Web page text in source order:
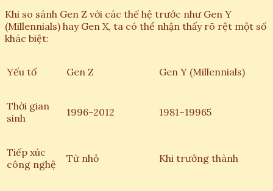
Khi so sánh Gen Z với các thế hệ trước như Gen Y
(Millennials) hay Gen X, ta có thể nhận thấy rõ rệt một số
khác biệt:
Yếu tố Gen Z Gen Y (Millennials)
Thời gian
sinh
1996–2012 1981–19965
Tiếp xúc
công nghệ
Từ nhỏ Khi trưởng thành